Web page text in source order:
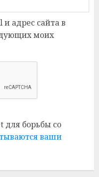
адрес сайта в
моих
для борьбы со
ваши